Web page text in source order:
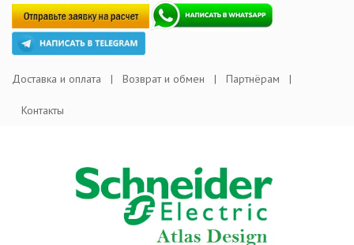
Доставка и оплата Возврат и обмен Партнёрам
Контакты